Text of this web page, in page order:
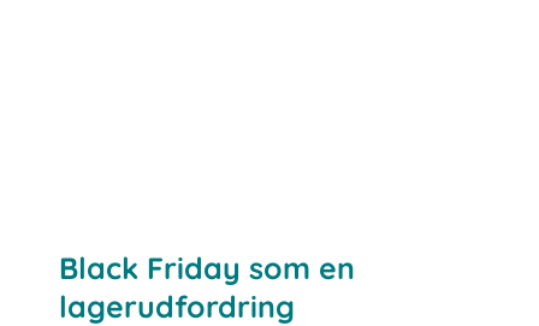
Black Friday som en
lagerudfordring